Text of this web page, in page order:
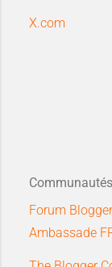
X.com
Communautés
Forum Blogger
Ambassade